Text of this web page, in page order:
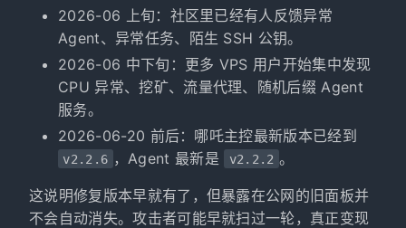
2026-06 上旬：社区里已经有人反馈异常
Agent、异常任务、陌生 SSH 公钥。
2026-06 中下旬：更多 VPS 用户开始集中发现
CPU 异常、挖矿、流量代理、随机后缀 Agent
服务。
2026-06-20 前后：哪吒主控最新版本已经到
v2.2.6 ，Agent 最新是 v2.2.2 。
这说明修复版本早就有了，但暴露在公网的旧面板并
不会自动消失。攻击者可能早就扫过一轮，真正变现